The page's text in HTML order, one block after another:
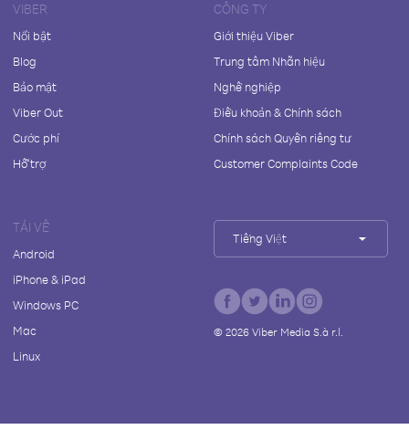
VIBER
Nổi bật
Blog
Bảo mật
Viber Out
Cước phí
Hỗ trợ
CÔNG TY
Giới thiệu Viber
Trung tâm Nhãn hiệu
Nghề nghiệp
Điều khoản & Chính sách
Chính sách Quyền riêng tư
Customer Complaints Code
TẢI VỀ
Android
iPhone & iPad
Windows PC
Mac
Linux
Tiếng Việt
© 2026Viber Media S.à r.l.